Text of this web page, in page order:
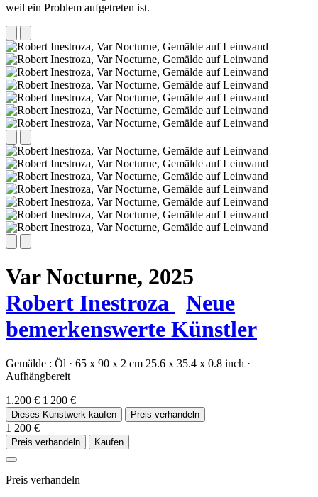
weil ein Problem aufgetreten ist.
Var Nocturne, 2025
Robert Inestroza
Neue
bemerkenswerte Künstler
Gemälde : Öl · 65 x 90 x 2 cm 25.6 x 35.4 x 0.8 inch ·
Aufhängbereit
1.200 € 1 200 €
Dieses Kunstwerk kaufen Preis verhandeln
1 200 €
Preis verhandeln Kaufen
Preis verhandeln